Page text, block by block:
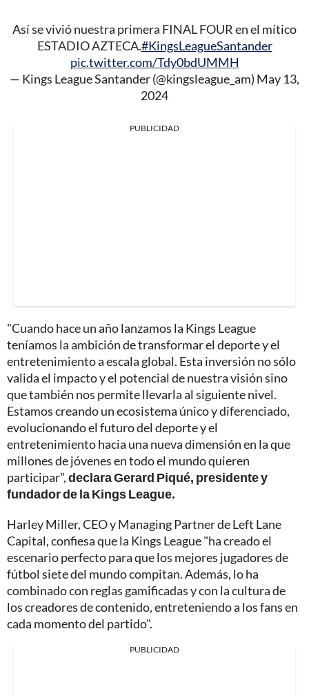
Así se vivió nuestra primera FINAL FOUR en el mítico
ESTADIO AZTECA.#KingsLeagueSantander
pic.twitter.com/Tdy0bdUMMH
— Kings League Santander (@kingsleague_am) May 13,
2024
PUBLICIDAD
"Cuando hace un año lanzamos la Kings League
teníamos la ambición de transformar el deporte y el
entretenimiento a escala global. Esta inversión no sólo
valida el impacto y el potencial de nuestra visión sino
que también nos permite llevarla al siguiente nivel.
Estamos creando un ecosistema único y diferenciado,
evolucionando el futuro del deporte y el
entretenimiento hacia una nueva dimensión en la que
millones de jóvenes en todo el mundo quieren
participar",declara Gerard Piqué, presidente y
fundador de la Kings League.
Harley Miller, CEO y Managing Partner de Left Lane
Capital, confiesa que la Kings League "ha creado el
escenario perfecto para que los mejores jugadores de
fútbol siete del mundo compitan. Además, lo ha
combinado con reglas gamificadas y con la cultura de
los creadores de contenido, entreteniendo a los fans en
cada momento del partido".
PUBLICIDAD